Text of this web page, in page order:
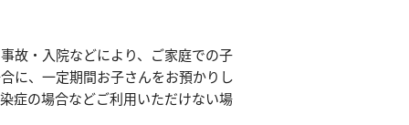
故・入院などにより、ご家庭での子
に、一定期間お子さんをお預かりし
症の場合などご利用いただけない場